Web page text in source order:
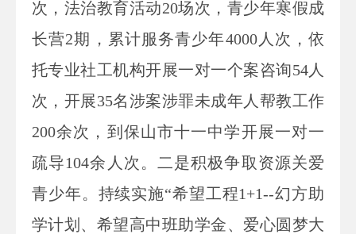
次，法治教育活动20场次，青少年寒假成
长营2期，累计服务青少年4000人次，依
托专业社工机构开展一对一个案咨询54人
次，开展35名涉案涉罪未成年人帮教工作
200余次，到保山市十一中学开展一对一
疏导104余人次。二是积极争取资源关爱
青少年。持续实施“希望工程1+1--幻方助
学计划、希望高中班助学金、爱心圆梦大